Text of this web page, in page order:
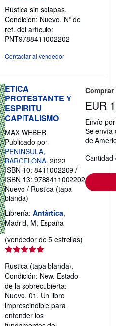
Rústica sin solapas.
Condición: Nuevo. Nº de
ref. del artículo:
PNT9788411002202
Contactar al vendedor
ETICA
PROTESTANTE Y
ESPIRITU
CAPITALISMO
MAX WEBER
Publicado por
PENINSULA,
BARCELONA, 2023
ISBN 10: 8411002209 /
ISBN 13: 9788411002202
Nuevo / Rustica (tapa
blanda)
Librería: Antártica,
Madrid, M, España
(vendedor de 5 estrellas)
Rustica (tapa blanda).
Condición: New. Estado
de la sobrecubierta:
Nuevo. 01. Un libro
imprescindible para
entender los
EUR
Envío
Se envía
de
Cantidad